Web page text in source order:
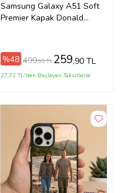
Samsung Galaxy A51 Soft
Premier Kapak Donald
%48 499,90 TL 259,90 TL
27,72 TL'den Başlayan Taksitlerle